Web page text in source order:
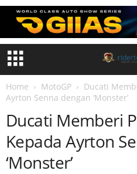
Home MotoGP
Ducati
Ayrton Senna dengan ‘Monster’
Ducati Memberi
Kepada Ayrton
‘Monster’